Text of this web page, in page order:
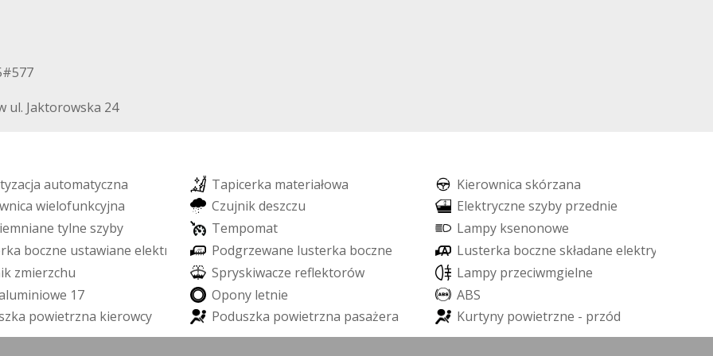
ul. Jaktorowska 24
tyzacja automatyczna Tapicerka materiałowa Kierownica skórzana
nica wielofunkcyjna Czujnikdeszczu Elektryczne szyby przednie
emniane tylne szyby Tempomat Lampy ksenonowe
rka boczne ustawiane elektr nie Podgrzewane lusterka boczne Lusterka boczne składane elektry
ik zmierzchu Spryskiwacze refektorów Lampy przeciwmgielne
luminiowe 17 Opony letnie ABS
zka powietrzna kierowcy Poduszka powietrzna pasażera Kurtyny powietrzne - przód